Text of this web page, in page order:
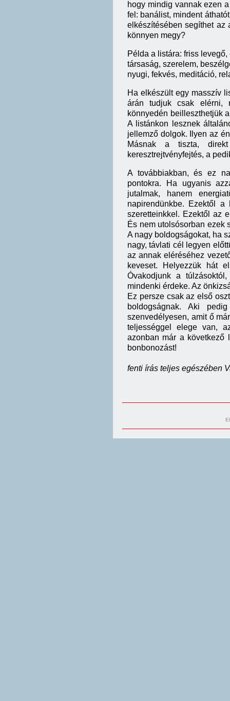
hogy mindig vannak ezen
fel: banálist, mindent
elkészítésében segíthet az
könnyen megy?
Példa a listára: friss
társaság, szerelem,
nyugi, fekvés, meditáció,
Ha elkészült egy masszív
árán tudjuk csak elérni,
könnyedén beilleszthetjük
A listánkon lesznek
jellemző dolgok. Ilyen az
Másnak a tiszta,
keresztrejtvényfejtés, a
A továbbiakban, és ez
pontokra. Ha ugyanis
jutalmak, hanem
napirendünkbe. Ezektől a
szeretteinkkel. Ezektől az
És nem utolsósorban ezek
A nagy boldogságokat, ha
nagy, távlati cél legyen
az annak eléréséhez
keveset. Helyezzük hát
Óvakodjunk a
mindenki érdeke. Az
Ez persze csak az első
boldogságnak. Aki
szenvedélyesen, amit ő
teljességgel elege van,
azonban már a következő
bonbonozást!
fenti írás teljes egészében